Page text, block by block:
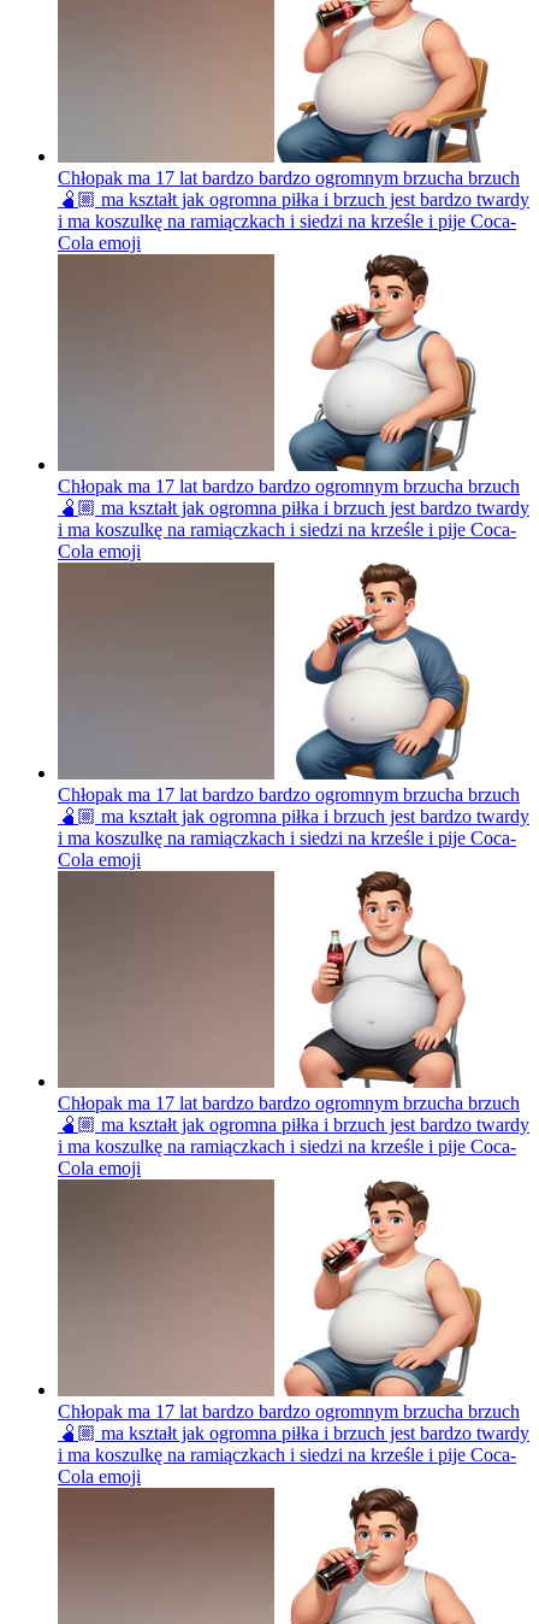
Chłopak ma 17 lat bardzo bardzo ogromnym brzucha brzuch
🫄🏼 ma kształt jak ogromna piłka i brzuch jest bardzo twardy
i ma koszulkę na ramiączkach i siedzi na krześle i pije Coca-
Cola emoji
Chłopak ma 17 lat bardzo bardzo ogromnym brzucha brzuch
🫄🏼 ma kształt jak ogromna piłka i brzuch jest bardzo twardy
i ma koszulkę na ramiączkach i siedzi na krześle i pije Coca-
Cola emoji
Chłopak ma 17 lat bardzo bardzo ogromnym brzucha brzuch
🫄🏼 ma kształt jak ogromna piłka i brzuch jest bardzo twardy
i ma koszulkę na ramiączkach i siedzi na krześle i pije Coca-
Cola emoji
Chłopak ma 17 lat bardzo bardzo ogromnym brzucha brzuch
🫄🏼 ma kształt jak ogromna piłka i brzuch jest bardzo twardy
i ma koszulkę na ramiączkach i siedzi na krześle i pije Coca-
Cola emoji
Chłopak ma 17 lat bardzo bardzo ogromnym brzucha brzuch
🫄🏼 ma kształt jak ogromna piłka i brzuch jest bardzo twardy
i ma koszulkę na ramiączkach i siedzi na krześle i pije Coca-
Cola emoji